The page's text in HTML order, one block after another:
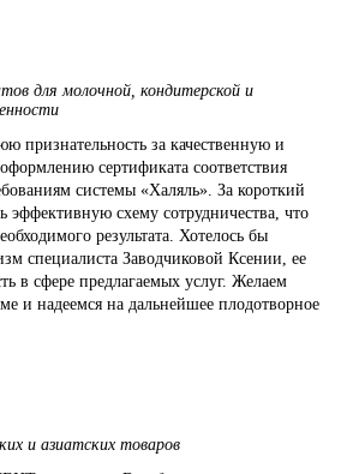
для молочной, кондитерской и
признательность за качественную и
сертификата соответствия
системы «Халяль». За короткий
эффективную схему сотрудничества, что
результата. Хотелось бы
специалиста Заводчиковой Ксении, ее
в сфере предлагаемых услуг. Желаем
и надеемся на дальнейшее плодотворное
и азиатских товаров